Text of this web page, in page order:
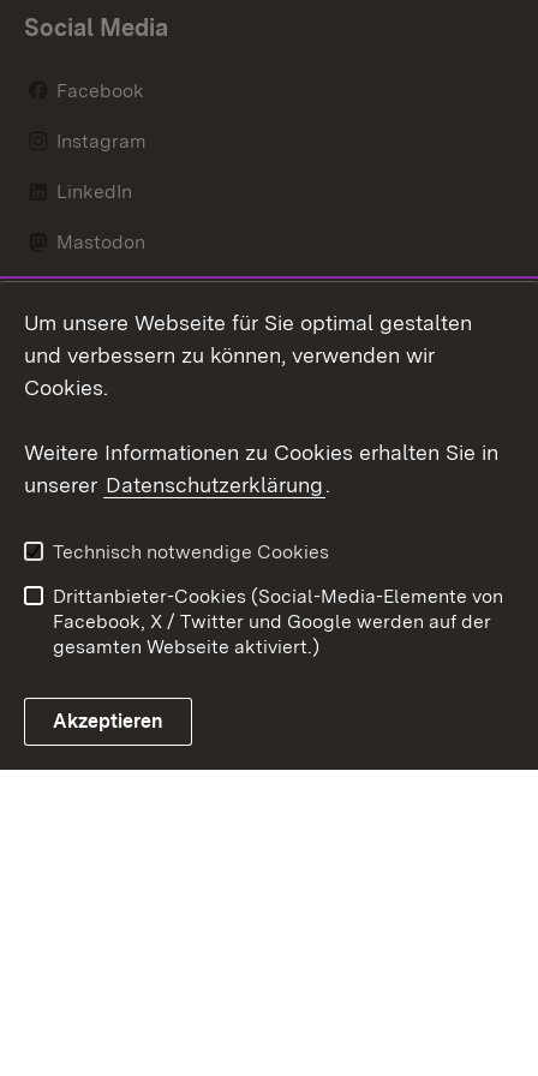
Social Media
Facebook
Instagram
LinkedIn
Mastodon
X / Twitter
Youtube
Link zum Landesportal
Kontakt
Datenschutz
Barrierefreiheit
Impressum Cookies
Um unsere Webseite für Sie optimal gestalten
und verbessern zu können, verwenden wir
Cookies.
Weitere Informationen zu Cookies erhalten Sie in
unserer Datenschutzerklärung.
Technisch notwendige Cookies
Drittanbieter-Cookies (Social-Media-Elemente von
Facebook, X / Twitter und Google werden auf der
gesamten Webseite aktiviert.)
Akzeptieren